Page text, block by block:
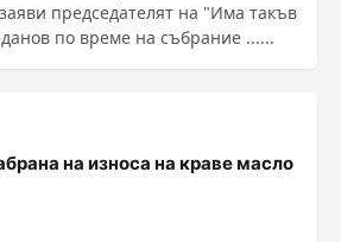
председателят на "Има такъв
по време на събрание ......
на износа на краве масло